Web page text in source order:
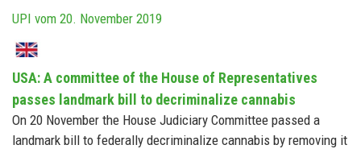
UPI vom 20. November 2019
USA: A committee of the House of Representatives
passes landmark bill to decriminalize cannabis
On 20 November the House Judiciary Committee passed a
landmark bill to federally decriminalize cannabis by removing it